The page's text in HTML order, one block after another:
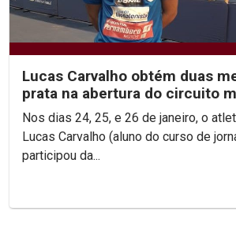
Lucas Carvalho obtém duas
prata na abertura do circuito
paralímpico
Nos dias 24, 25, e 26 de janeiro, o
Lucas Carvalho (aluno do curso de
participou da...